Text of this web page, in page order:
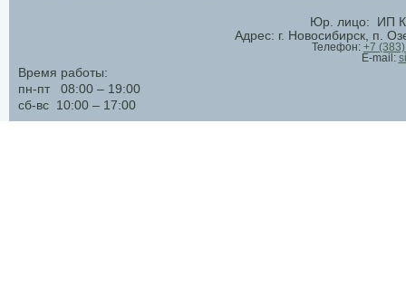
Юр. лицо: ИП
Адрес: г. Новосибирск, п.
Телефон: +7
E-mail:
Время работы:
пн-пт 08:00 – 19:00
сб-вс 10:00 – 17:00